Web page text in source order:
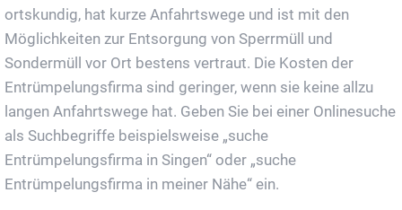
ortskundig, hat kurze Anfahrtswege und ist mit den
Möglichkeiten zur Entsorgung von Sperrmüll und
Sondermüll vor Ort bestens vertraut. Die Kosten der
Entrümpelungsfirma sind geringer, wenn sie keine allzu
langen Anfahrtswege hat. Geben Sie bei einer Onlinesuche
als Suchbegriffe beispielsweise „suche
Entrümpelungsfirma in Singen“ oder „suche
Entrümpelungsfirma in meiner Nähe“ ein.